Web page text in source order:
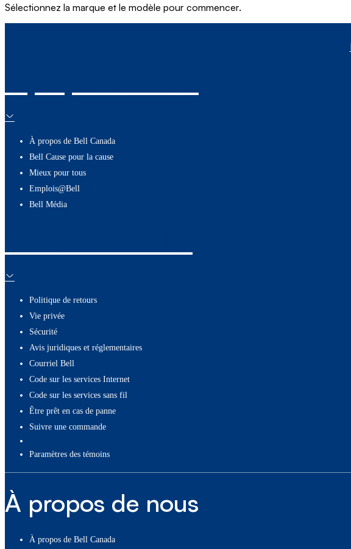
Sélectionnez la marque et le modèle pour commencer.
À propos de Bell Canada
Bell Cause pour la cause
Mieux pour tous
Emplois@Bell
Bell Média
Politique de retours
Vie privée
Sécurité
Avis juridiques et réglementaires
Courriel Bell
Code sur les services Internet
Code sur les services sans fil
Être prêt en cas de panne
Suivre une commande
paramètres des témoins
À propos de nous
À propos de Bell Canada